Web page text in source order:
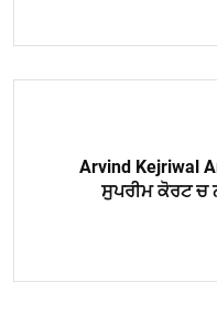
Arvind Kejriwal
ਸੁਪਰੀਮ ਕੋਰਟ ਚ